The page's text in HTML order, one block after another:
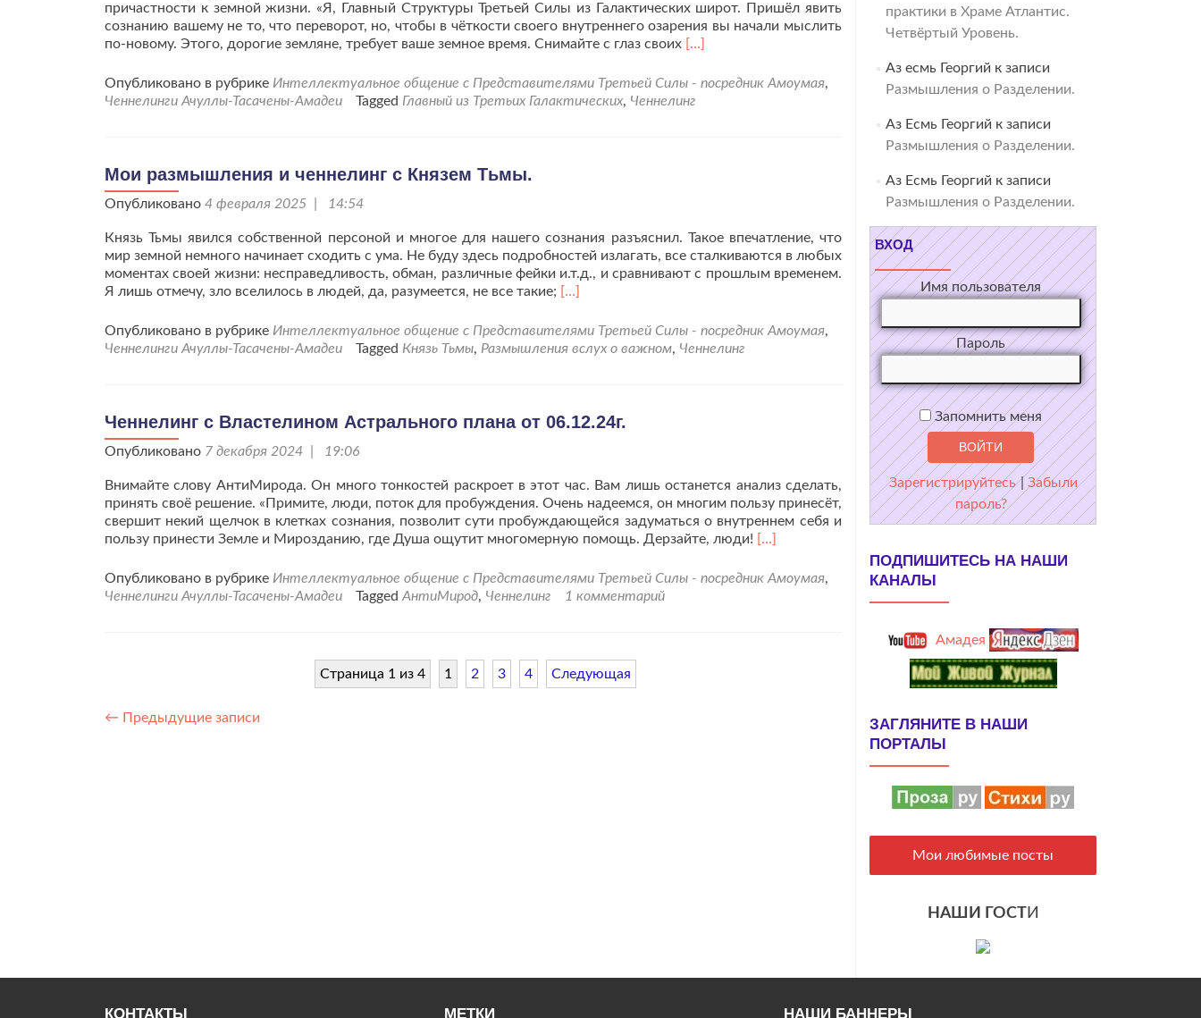
причастности к земной жизни. «Я, Главный Структуры Третьей Силы из Галактических широт. Пришёл явить
сознанию вашему не то, что переворот, но, чтобы в чёткости своего внутреннего озарения вы начали мыслить
по-новому. Этого, дорогие земляне, требует ваше земное время. Снимайте с глаз своих Читать
проЧеннелинг
о
[…]
Опубликовано в рубрике Интеллектуальное общение с Представителями Третьей Силы - посредник Амоумая,
Ченнелинги Ачуллы-Тасачены-Амадеи
Tagged Главный из Третьих Галактических, Ченнелинг
Мои размышления и ченнелинг с Князем Тьмы.
Опубликовано 4 февраля 2025 | 14:54
Князь Тьмы явился собственной персоной и многое для нашего сознания разъяснил. Такое впечатление, что
мир земной немного начинает сходить с ума. Не буду здесь подробностей излагать, все сталкиваются в любых
моментах своей жизни: несправедливость, обман, различные фейки и.т.д., и сравнивают с прошлым временем.
Я лишь отмечу, зло вселилось в людей, да, разумеется, не все такие; Читать
проМои
размышления
Князем
[…]
Опубликовано в рубрике Интеллектуальное общение с Представителями Третьей Силы - посредник Амоумая,
Ченнелинги Ачуллы-Тасачены-Амадеи
Tagged Князь Тьмы, Размышления вслух о важном, Ченнелинг
Ченнелинг с Властелином Астрального плана от 06.12.24г.
Опубликовано 7 декабря 2024 | 19:06
Внимайте слову АнтиМирода. Он много тонкостей раскроет в этот час. Вам лишь останется анализ сделать,
принять своё решение. «Примите, люди, поток для пробуждения. Очень надеемся, он многим пользу принесёт,
свершит некий щелчок в клетках сознания, позволит сути пробуждающейся задуматься о внутреннем себя и
пользу принести Земле и Мирозданию, где Душа ощутит многомерную помощь. Дерзайте, люди! Читать
проЧеннелинг
[…]
Опубликовано в рубрике Интеллектуальное общение с Представителями Третьей Силы - посредник Амоумая,
Ченнелинги Ачуллы-Тасачены-Амадеи
Tagged АнтиМирод, Ченнелинг 1 комментарий
Страница 1 из 4 1 2 3 4 Следующая
Навигация
← Предыдущие записи
практики в Храме Атлантис.
Четвёртый Уровень.
Аз есмь Георгий к записи
Размышления о Разделении.
Аз Есмь Георгий к записи
Размышления о Разделении.
Аз Есмь Георгий к записи
Размышления о Разделении.
ВХОД
Имя пользователя
Пароль
Запомнить меня
Зарегистрируйтесь | Забыли
пароль?
ПОДПИШИТЕСЬ НА НАШИ
КАНАЛЫ
Амадея
ЗАГЛЯНИТЕ В НАШИ
ПОРТАЛЫ
Мои любимые посты
НАШИ ГОСТИ
КОНТАКТЫ МЕТКИ НАШИ БАННЕРЫ